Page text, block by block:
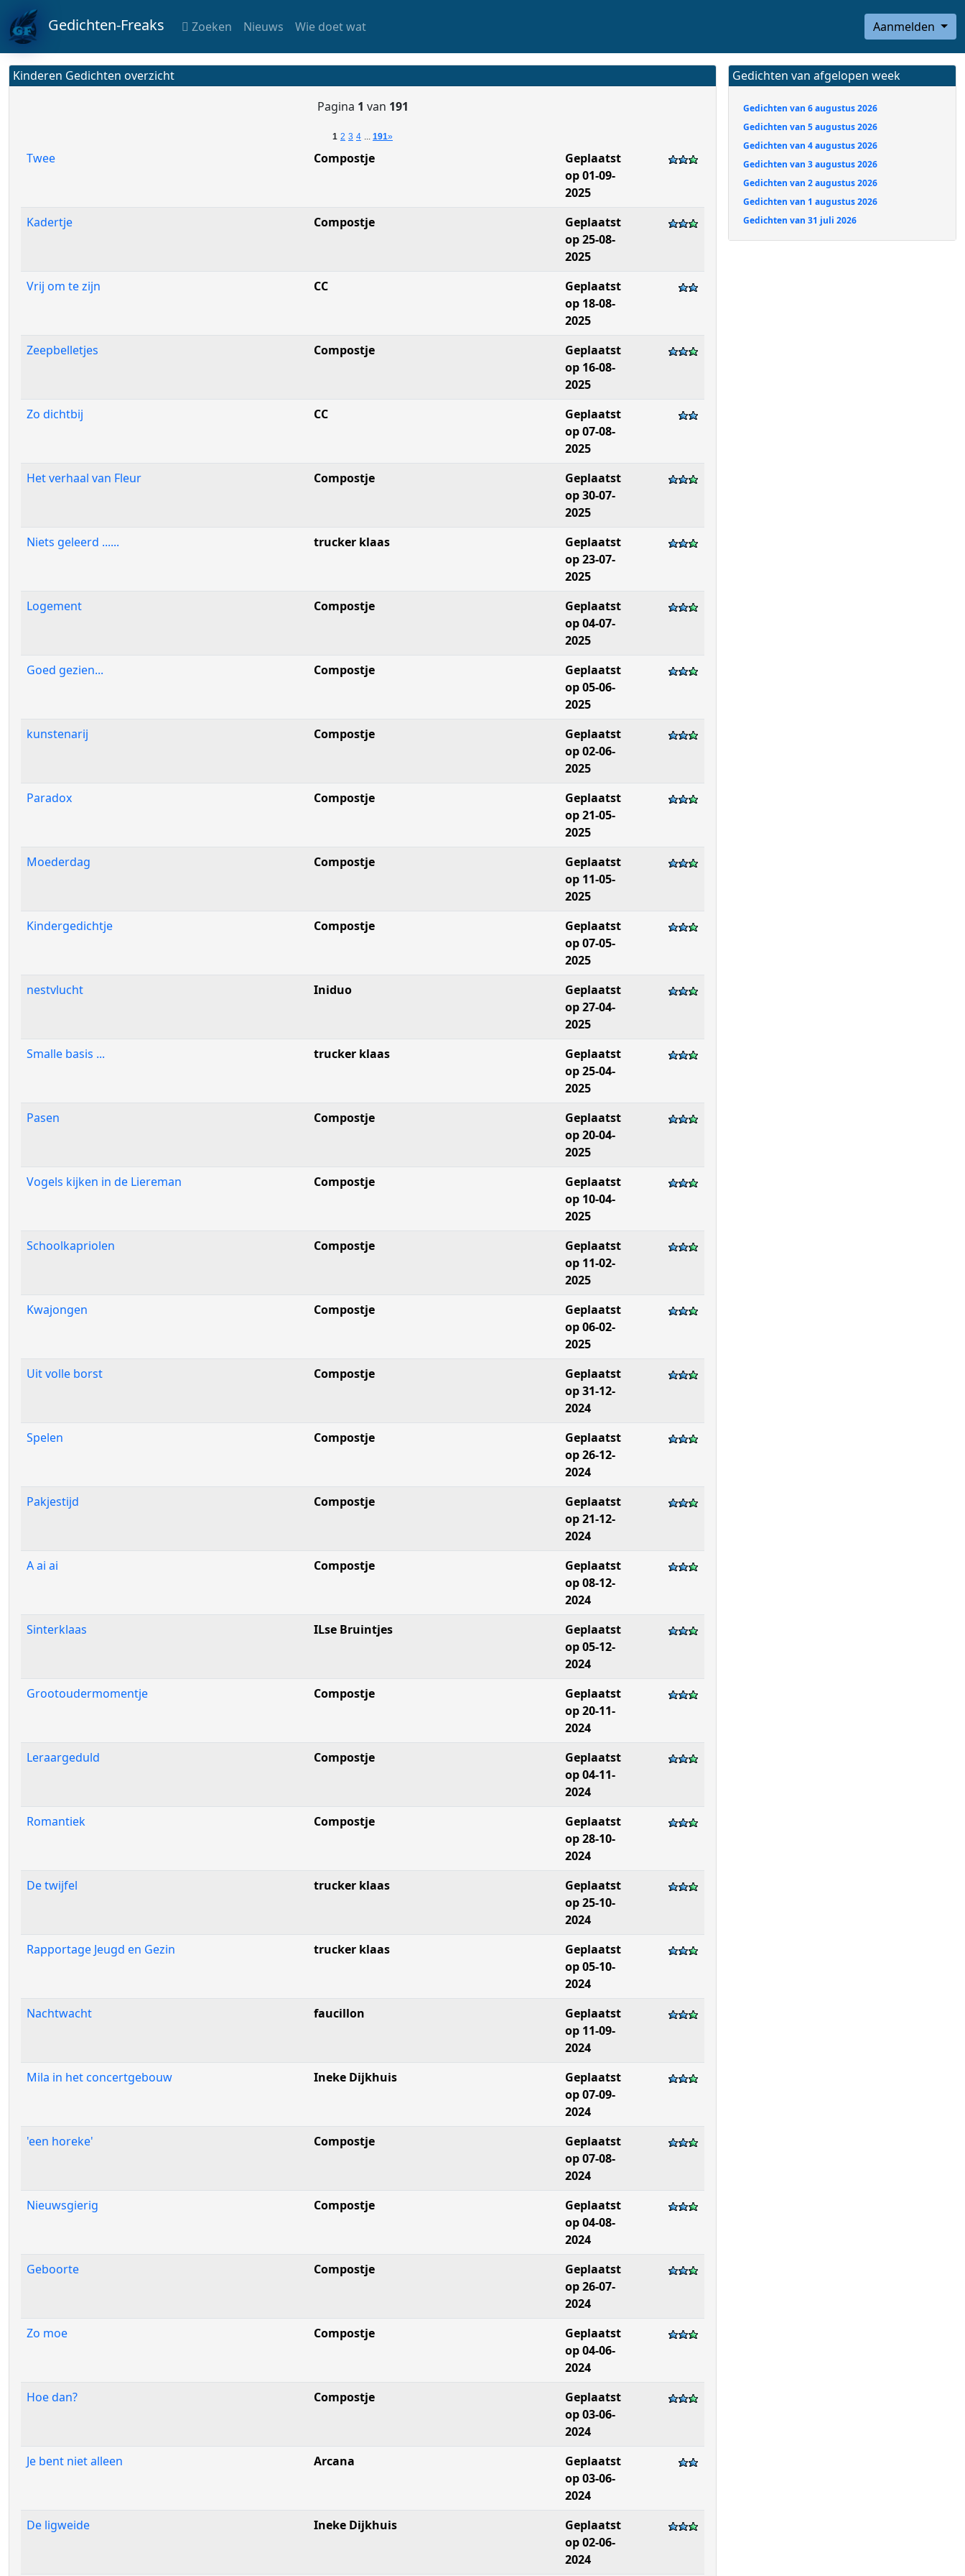
Gedichten-Freaks Zoeken Nieuws Wie doet wat Aanmelden
Kinderen Gedichten overzicht
Pagina 1 van 191
1 2 3 4 ... 191»
Twee Compostje
Geplaatst
op 01-09-
2025
Kadertje
Compostje
Geplaatst
op 25-08-
2025
Vrij om te zijn
CC
Geplaatst
op 18-08-
2025
Zeepbelletjes
Compostje
Geplaatst
op 16-08-
2025
Zo dichtbij
CC
Geplaatst
op 07-08-
2025
Het verhaal van Fleur
Compostje
Geplaatst
op 30-07-
2025
Niets geleerd ......
trucker klaas
Geplaatst
op 23-07-
2025
Logement
Compostje
Geplaatst
op 04-07-
2025
Goed gezien...
Compostje
Geplaatst
op 05-06-
2025
kunstenarij
Compostje
Geplaatst
op 02-06-
2025
Paradox
Compostje
Geplaatst
op 21-05-
2025
Moederdag
Compostje
Geplaatst
op 11-05-
2025
Kindergedichtje
Compostje
Geplaatst
op 07-05-
2025
nestvlucht
Iniduo
Geplaatst
op 27-04-
2025
Smalle basis ...
trucker klaas
Geplaatst
op 25-04-
2025
Pasen
Compostje
Geplaatst
op 20-04-
2025
Vogels kijken in de Liereman
Compostje
Geplaatst
op 10-04-
2025
Schoolkapriolen
Compostje
Geplaatst
op 11-02-
2025
Kwajongen
Compostje
Geplaatst
op 06-02-
2025
Uit volle borst
Compostje
Geplaatst
op 31-12-
2024
Spelen
Compostje
Geplaatst
op 26-12-
2024
Pakjestijd
Compostje
Geplaatst
op 21-12-
2024
A ai ai
Compostje
Geplaatst
op 08-12-
2024
Sinterklaas
ILse Bruintjes
Geplaatst
op 05-12-
2024
Grootoudermomentje
Compostje
Geplaatst
op 20-11-
2024
Leraargeduld
Compostje
Geplaatst
op 04-11-
2024
Romantiek
Compostje
Geplaatst
op 28-10-
2024
De twijfel
trucker klaas
Geplaatst
op 25-10-
2024
Rapportage Jeugd en Gezin
trucker klaas
Geplaatst
op 05-10-
2024
Nachtwacht
faucillon
Geplaatst
op 11-09-
2024
Mila in het concertgebouw
Ineke Dijkhuis
Geplaatst
op 07-09-
2024
'een horeke'
Compostje
Geplaatst
op 07-08-
2024
Nieuwsgierig
Compostje
Geplaatst
op 04-08-
2024
Geboorte
Compostje
Geplaatst
op 26-07-
2024
Zo moe
Compostje
Geplaatst
op 04-06-
2024
Hoe dan?
Compostje
Geplaatst
op 03-06-
2024
Je bent niet alleen
Arcana
Geplaatst
op 03-06-
2024
De ligweide
Ineke Dijkhuis
Geplaatst
op 02-06-
2024
Gedichten van afgelopen week
Gedichten van 6 augustus 2026
Gedichten van 5 augustus 2026
Gedichten van 4 augustus 2026
Gedichten van 3 augustus 2026
Gedichten van 2 augustus 2026
Gedichten van 1 augustus 2026
Gedichten van 31 juli 2026